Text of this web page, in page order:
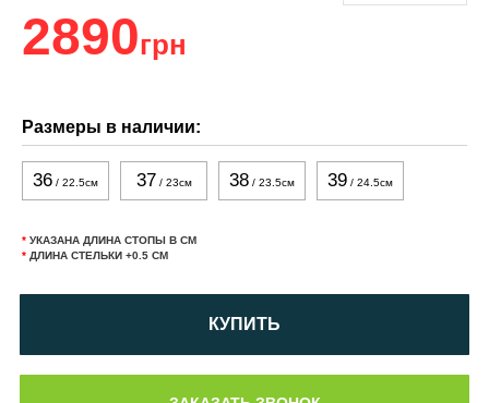
2890грн
Размеры в наличии:
36 / 22.5см 37 / 23см 38 / 23.5см 39 / 24.5см
* УКАЗАНА ДЛИНА СТОПЫ В СМ
* ДЛИНА СТЕЛЬКИ +0.5 СМ
КУПИТЬ